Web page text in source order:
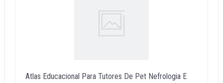
Atlas Educacional Para Tutores De Pet Nefrologia E